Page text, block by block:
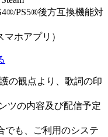
PS5®後方互換機能対
ホアプリ）
の観点より、歌詞の印
ツの内容及び配信予定
でも、ご利用のシステ